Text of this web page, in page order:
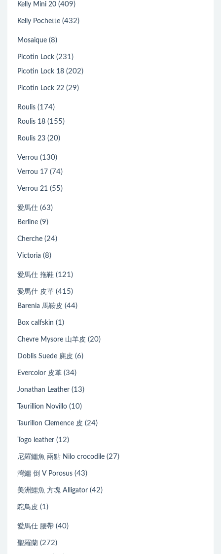
Kelly Mini 20 (409)
Kelly Pochette (432)
Mosaique (8)
Picotin Lock (231)
Picotin Lock 18 (202)
Picotin Lock 22 (29)
Roulis (174)
Roulis 18 (155)
Roulis 23 (20)
Verrou (130)
Verrou 17 (74)
Verrou 21 (55)
愛馬仕 (63)
Berline (9)
Cherche (24)
Victoria (8)
愛馬仕 拖鞋 (121)
愛馬仕 皮革 (415)
Barenia 馬鞍皮 (44)
Box calfskin (1)
Chevre Mysore 山羊皮 (20)
Doblis Suede 麂皮 (6)
Evercolor 皮革 (34)
Jonathan Leather (13)
Taurillion Novillo (10)
Taurillon Clemence 皮 (24)
Togo leather (12)
尼羅鱷魚 兩點 Nilo crocodile (27)
灣鱷 倒 V Porosus (43)
美洲鱷魚 方塊 Alligator (42)
鴕鳥皮 (1)
愛馬仕 腰帶 (40)
聖羅蘭 (272)